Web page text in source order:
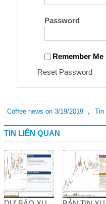
Password
Remember Me
Reset Password
Coffee news on 3/19/2019 , Tin
TIN LIÊN QUAN